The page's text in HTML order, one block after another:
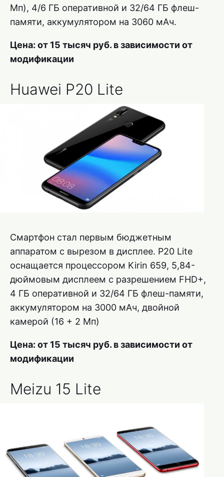
Мп), 4/6 ГБ оперативной и 32/64 ГБ флеш-
памяти, аккумулятором на 3060 мАч.
Цена: от 15 тысяч руб. в зависимости от
модификации
Huawei P20 Lite
Смартфон стал первым бюджетным
аппаратом с вырезом в дисплее. P20 Lite
оснащается процессором Kirin 659, 5,84-
дюймовым дисплеем с разрешением FHD+,
4 ГБ оперативной и 32/64 ГБ флеш-памяти,
аккумулятором на 3000 мАч, двойной
камерой (16 + 2 Мп)
Цена: от 15 тысяч руб. в зависимости от
модификации
Meizu 15 Lite